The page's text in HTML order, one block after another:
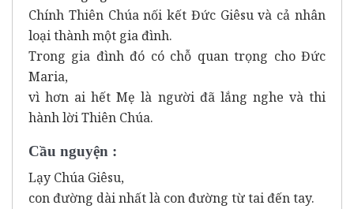
Chính Thiên Chúa nối kết Đức Giêsu và cả nhân
loại thành một gia đình.
Trong gia đình đó có chỗ quan trọng cho Đức
Maria,
vì hơn ai hết Mẹ là người đã lắng nghe và thi
hành lời Thiên Chúa.
Cầu nguyện :
Lạy Chúa Giêsu,
con đường dài nhất là con đường từ tai đến tay.